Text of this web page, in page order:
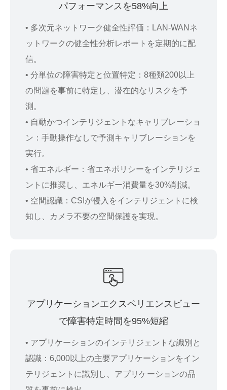
パフォーマンスを58%向上
• 多次元ネットワーク健全性評価：LAN-WANネ
ットワークの健全性分析レポートを定期的に配
信。
• 分単位の障害特定と位置特定：8種類200以上
の問題を事前に特定し、潜在的なリスクを予
測。
• 自動かつインテリジェントなキャリブレーショ
ン：手動操作なしで予測キャリブレーションを
実行。
• 省エネルギー：省エネポリシーをインテリジェ
ントに推奨し、エネルギー消費量を30%削減。
• 空間認識：CSIが侵入をインテリジェントに検
知し、カメラ不要の空間保護を実現。
アプリケーションエクスペリエンスビュー
で障害特定時間を​​95%短縮
• アプリケーションのインテリジェントな識別と
認識：6,000以上の主要アプリケーションをイン
テリジェントに識別し、アプリケーションの品